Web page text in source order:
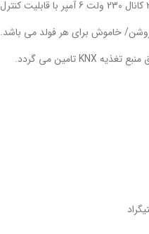
خاموش برای هر فولد می باشد.